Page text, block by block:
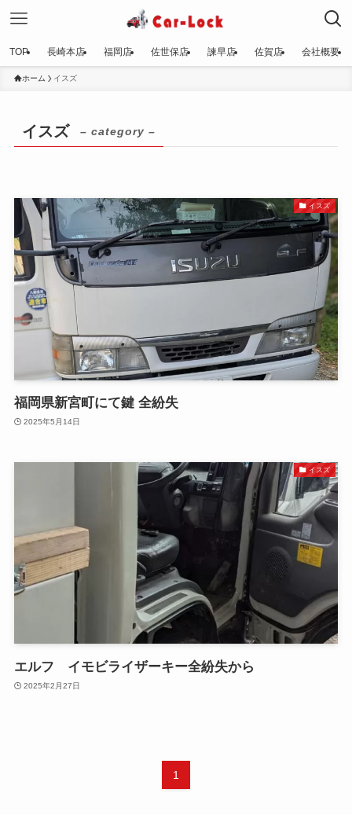
TOP 長崎本店 福岡店 佐世保店 諫早店 佐賀店 会社概要
ホーム イスズ
イスズ – category –
イスズ
福岡県新宮町にて鍵 全紛失
2025年5月14日
イスズ
エルフ イモビライザーキー全紛失から
2025年2月27日
1